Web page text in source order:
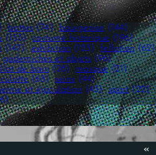
bottes (74) bourgeoise (144)
(153) costume historique (196)
(147) exhibition (123) fellation (62)
godemichés et objets (96)
de bain (28) masque (21)
(68) seins (44)
et éjaculation (43) sport (22)
«